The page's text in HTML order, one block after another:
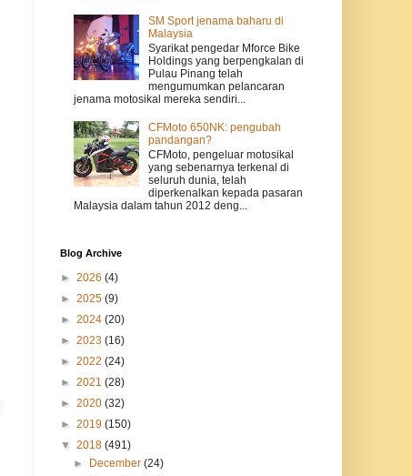
SM Sport jenama baharu di
Malaysia
Syarikat pengedar Mforce Bike
Holdings yang berpengkalan di
Pulau Pinang telah
mengumumkan pelancaran
jenama motosikal mereka sendiri...
CFMoto 650NK: pengubah
pandangan?
CFMoto, pengeluar motosikal
yang sebenarnya terkenal di
seluruh dunia, telah
diperkenalkan kepada pasaran
Malaysia dalam tahun 2012 deng...
Blog Archive
► 2026 (4)
► 2025 (9)
► 2024 (20)
► 2023 (16)
► 2022 (24)
► 2021 (28)
► 2020 (32)
► 2019 (150)
▼ 2018 (491)
► December(24)